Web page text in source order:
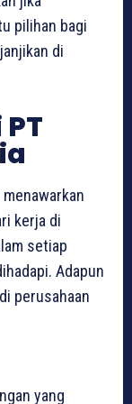
pilihan bagi
di
kerja di
setiap
Adapun
perusahaan
yang